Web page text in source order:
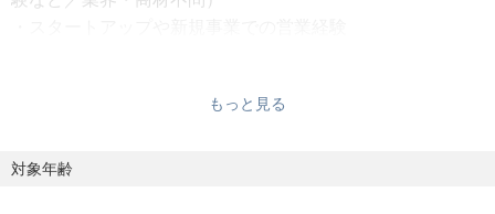
出張など）が中心ですが、
です。
※9:00-19:00の時間帯に勤務している社員が大半です。
東京都中央区八重洲二丁目２番１号
※就業場所変更の範囲 ：会社の定める場所
たい方
もっと見る
対象年齢